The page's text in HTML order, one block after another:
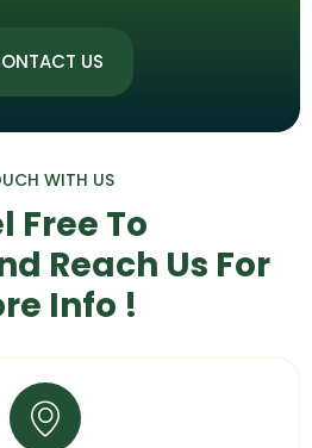
US
WITH US
Free To
Reach Us For
Info !